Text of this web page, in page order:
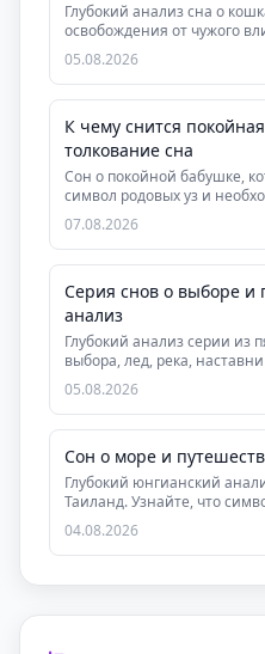
Глубокий анализ сна о
освобождения от чужого
инт...
05.08.2026
К чему снится
толкование сна
Сон о покойной бабушке,
символ родовых уз и
07.08.2026
Серия снов о выборе и
анализ
Глубокий анализ серии из
выбора, лед, река,
05.08.2026
Сон о море и
Глубокий юнгианский
Таиланд. Узнайте, что
04.08.2026